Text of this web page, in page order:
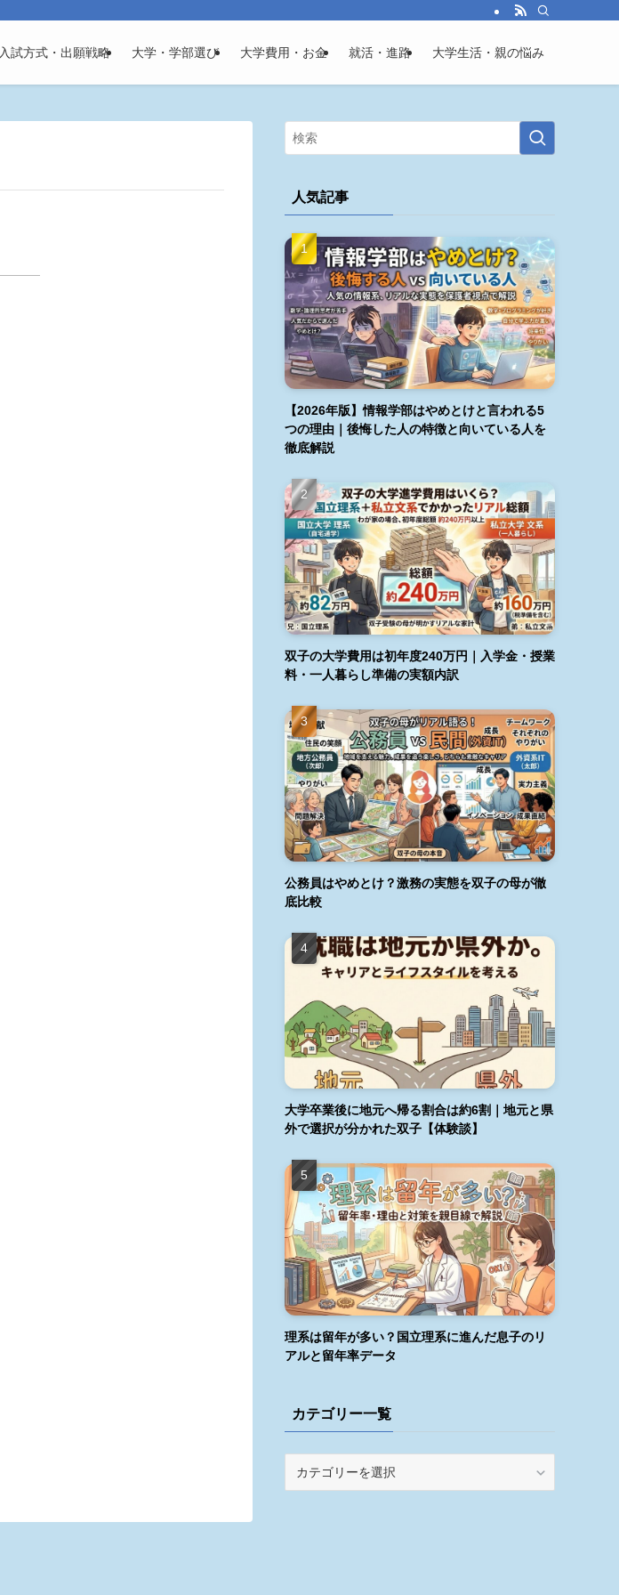
入試方式・出願戦略 大学・学部選び 大学費用・お金 就活・進路 大学生活・親の悩み
人気記事
【2026年版】情報学部はやめとけと言われる5
つの理由｜後悔した人の特徴と向いている人を
徹底解説
双子の大学費用は初年度240万円｜入学金・授業
料・一人暮らし準備の実額内訳
公務員はやめとけ？激務の実態を双子の母が徹
底比較
大学卒業後に地元へ帰る割合は約6割｜地元と県
外で選択が分かれた双子【体験談】
理系は留年が多い？国立理系に進んだ息子のリ
アルと留年率データ
カテゴリー一覧